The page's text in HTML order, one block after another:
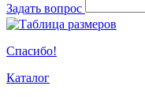
Задать вопрос
Спасибо!
Каталог